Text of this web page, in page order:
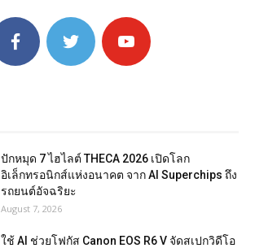
ปักหมุด 7 ไฮไลต์ THECA 2026 เปิดโลก
อิเล็กทรอนิกส์แห่งอนาคต จาก AI Superchips ถึง
รถยนต์อัจฉริยะ
August 7, 2026
ใช้ AI ช่วยโฟกัส Canon EOS R6 V จัดสเปกวิดีโอ